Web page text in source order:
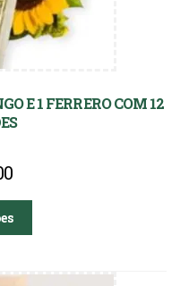
E 1 FERRERO COM 12